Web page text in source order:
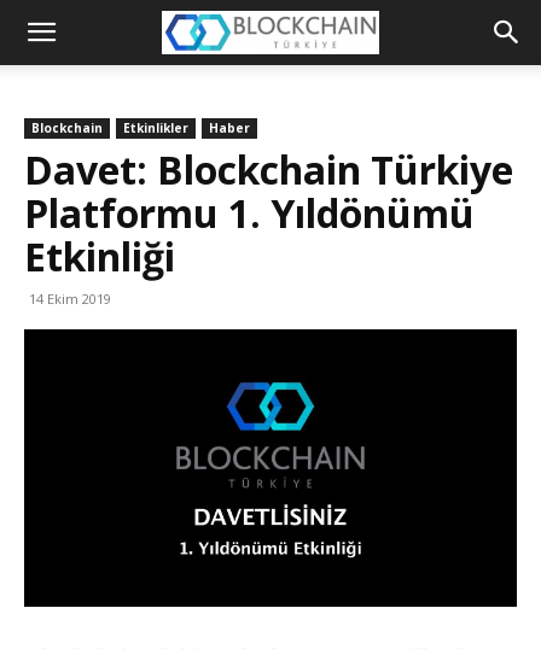
Blockchain
Blockchain Etkinlikler Haber
Davet: Blockchain Türkiye
Platformu 1. Yıldönümü
Etkinliği
14 Ekim 2019